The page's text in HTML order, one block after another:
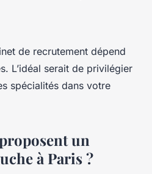
de recrutement dépend
L’idéal serait de privilégier
spécialités dans votre
un
à Paris ?